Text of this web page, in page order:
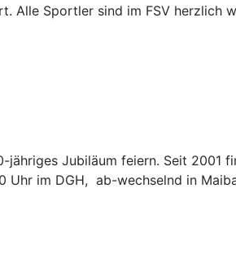
Alle Sportler sind im FSV herzlich
Jubiläum feiern. Seit 2001
Uhr im DGH, ab-wechselnd in